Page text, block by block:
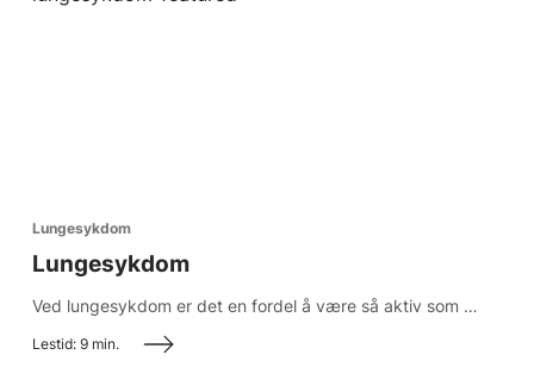
Hjelp
Lungesykdom
Lungesykdom
Ved lungesykdom er det en fordel å være så aktiv som mulig. Les mer for å høre hvordan du kan forandre og forbedre hverdagen din med en stol.
Lestid: 9 min.